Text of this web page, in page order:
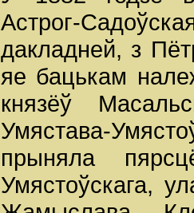
Астрог-
дакладней, з
яе бацькам
князёў
Умястава-
прыняла
Умястоўскага,